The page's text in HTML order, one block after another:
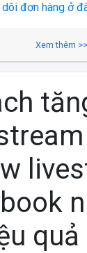
đơn hàng ở
Xem thêm >>